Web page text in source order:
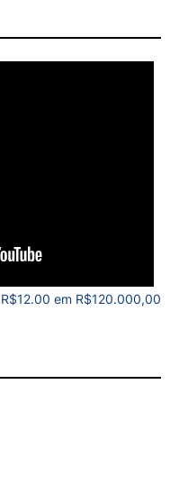
em R$120.000,00